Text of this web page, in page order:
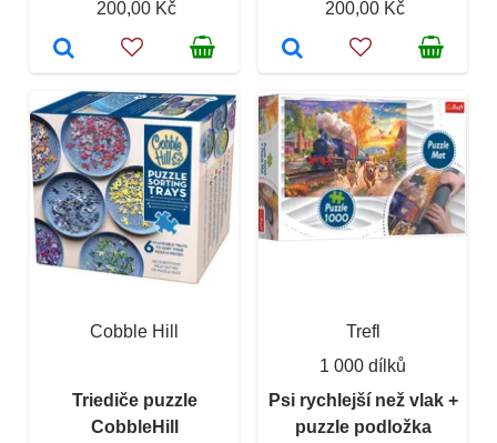
200,00 Kč 200,00 Kč
Cobble Hill
Triediče puzzle
CobbleHill
Trefl
1 000 dílků
Psi rychlejší než vlak +
puzzle podložka